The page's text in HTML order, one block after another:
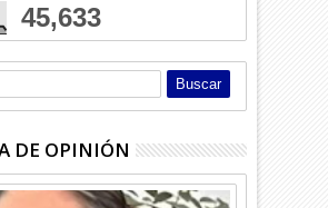
45,633
DE OPINIÓN